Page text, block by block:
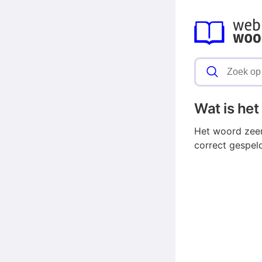
Wat is
Het woord
correct